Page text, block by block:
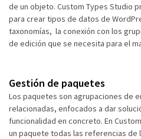
de un objeto. Custom Types Studio
para crear tipos de datos de
taxonomías, la conexión con los
de edición que se necesita para el
Gestión de paquetes
Los paquetes son agrupaciones de
relacionadas, enfocados a dar
funcionalidad en concreto. En
un paquete todas las referencias de